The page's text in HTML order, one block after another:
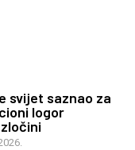
svijet saznao za
logor